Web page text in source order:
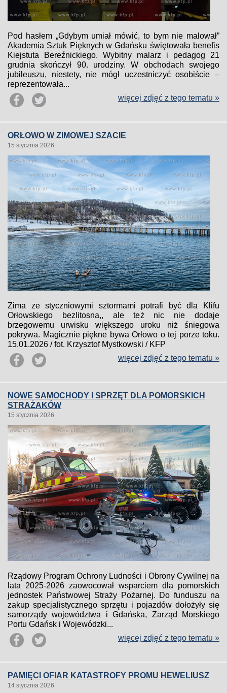
Pod hasłem „Gdybym umiał mówić, to bym nie malował”
Akademia Sztuk Pięknych w Gdańsku świętowała benefis
Kiejstuta Bereźnickiego. Wybitny malarz i pedagog 21
grudnia skończył 90. urodziny. W obchodach swojego
jubileuszu, niestety, nie mógł uczestniczyć osobiście –
reprezentowała...
więcej zdjęć z tego tematu »
ORŁOWO W ZIMOWEJ SZACIE
15 stycznia 2026
Zima ze styczniowymi sztormami potrafi być dla Klifu
Orłowskiego bezlitosna,, ale też nic nie dodaje
brzegowemu urwisku większego uroku niż śniegowa
pokrywa. Magicznie piękne bywa Orłowo o tej porze toku.
15.01.2026 / fot. Krzysztof Mystkowski / KFP
więcej zdjęć z tego tematu »
NOWE SAMOCHODY I SPRZĘT DLA POMORSKICH
STRAŻAKÓW
15 stycznia 2026
Rządowy Program Ochrony Ludności i Obrony Cywilnej na
lata 2025-2026 zaowocował wsparciem dla pomorskich
jednostek Państwowej Straży Pożarnej. Do funduszu na
zakup specjalistycznego sprzętu i pojazdów dołożyły się
samorządy województwa i Gdańska, Zarząd Morskiego
Portu Gdańsk i Wojewódzki...
więcej zdjęć z tego tematu »
PAMIĘCI OFIAR KATASTROFY PROMU HEWELIUSZ
14 stycznia 2026